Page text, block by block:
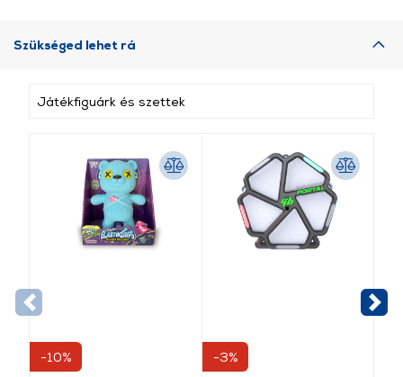
Szükséged lehet rá
Játékfiguárk és szettek
-10% -3%